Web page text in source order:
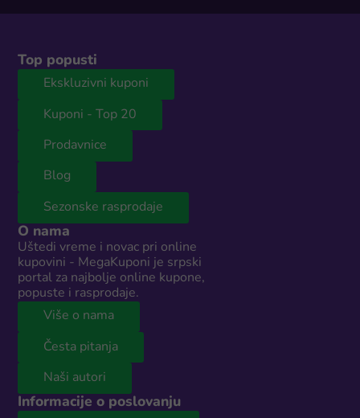
Top popusti
Ekskluzivni kuponi
Kuponi - Top 20
Prodavnice
Blog
Sezonske rasprodaje
O nama
Uštedi vreme i novac pri online
kupovini - MegaKuponi je srpski
portal za najbolje online kupone,
popuste i rasprodaje.
Više o nama
Česta pitanja
Naši autori
Informacije o poslovanju